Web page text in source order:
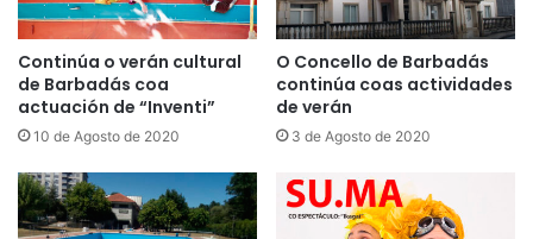
Continúa o verán cultural
de Barbadás coa
actuación de “Inventi”
10 de Agosto de 2020
O Concello de Barbadás
continúa coas actividades
de verán
3 de Agosto de 2020